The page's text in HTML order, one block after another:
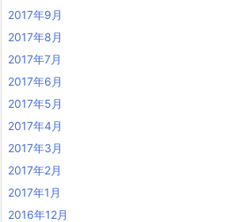
2017年9月
2017年8月
2017年7月
2017年6月
2017年5月
2017年4月
2017年3月
2017年2月
2017年1月
2016年12月